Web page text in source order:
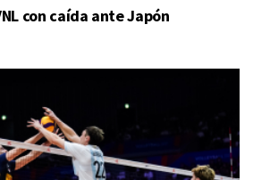
con caída ante Japón